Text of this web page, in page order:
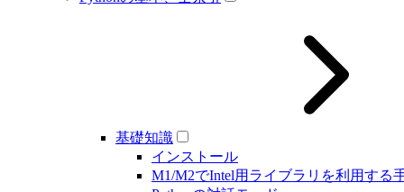
基礎知識
インストール
M1/M2でIntel用ライブラリを利用する